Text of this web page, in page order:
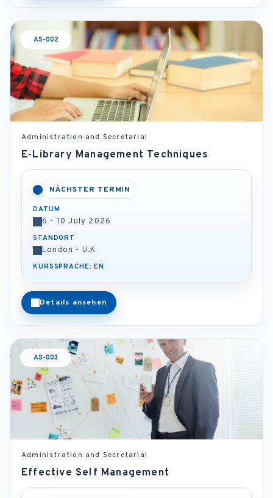
AS-002
Administration and Secretarial
E-Library Management Techniques
NÄCHSTER TERMIN
DATUM
6 - 10 July 2026
STANDORT
London - U.K
KURSSPRACHE: EN
Details ansehen
AS-003
Administration and Secretarial
Effective Self Management